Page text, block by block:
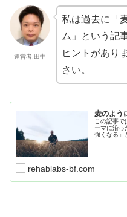
運営者:田中
私は過去に「
ム」という記
ヒントがあり
さい。
麦のよう
この記事で
ーマに沿っ
強くなる」
rehablabs-bf.com